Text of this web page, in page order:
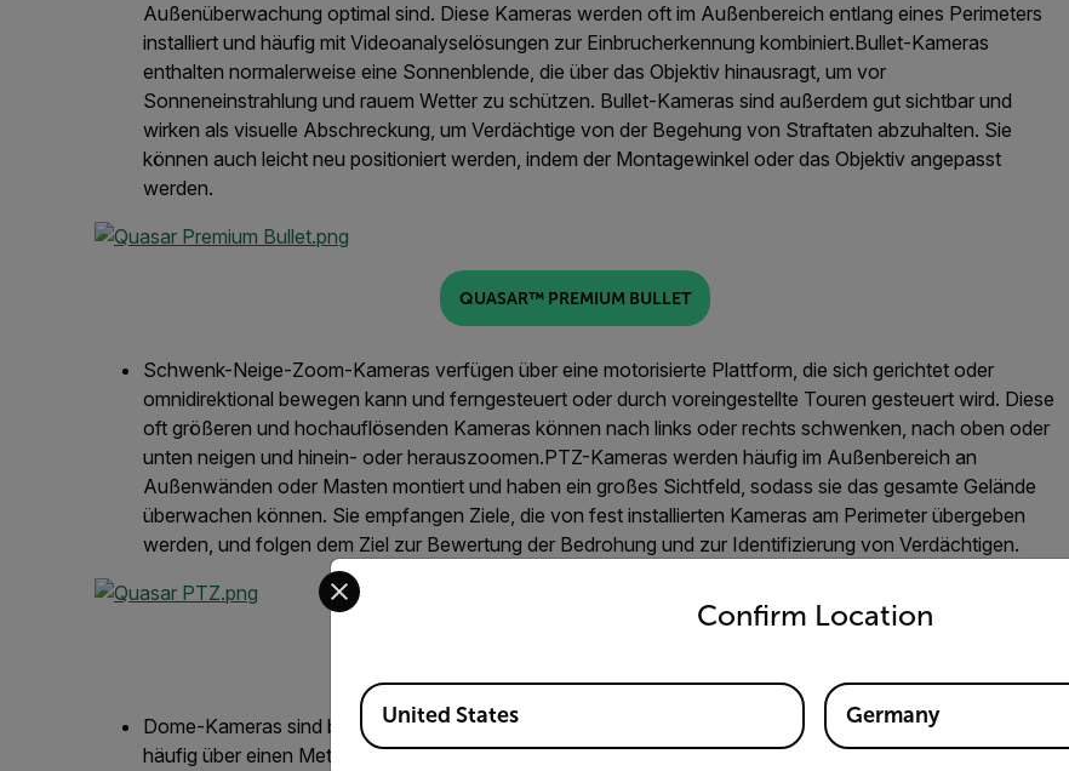
Außenüberwachung optimal sind. Diese Kameras werden oft im Außenbereich entlang eines Perimeters
installiert und häufig mit Videoanalyselösungen zur Einbrucherkennung kombiniert.Bullet-Kameras
enthalten normalerweise eine Sonnenblende, die über das Objektiv hinausragt, um vor
Sonneneinstrahlung und rauem Wetter zu schützen. Bullet-Kameras sind außerdem gut sichtbar und
wirken als visuelle Abschreckung, um Verdächtige von der Begehung von Straftaten abzuhalten. Sie
können auch leicht neu positioniert werden, indem der Montagewinkel oder das Objektiv angepasst
werden.
QUASAR™ PREMIUM BULLET
Schwenk-Neige-Zoom-Kameras verfügen über eine motorisierte Plattform, die sich gerichtet oder
omnidirektional bewegen kann und ferngesteuert oder durch voreingestellte Touren gesteuert wird. Diese
oft größeren und hochauflösenden Kameras können nach links oder rechts schwenken, nach oben oder
unten neigen und hinein- oder herauszoomen.PTZ-Kameras werden häufig im Außenbereich an
Außenwänden oder Masten montiert und haben ein großes Sichtfeld, sodass sie das gesamte Gelände
überwachen können. Sie empfangen Ziele, die von fest installierten Kameras am Perimeter übergeben
werden, und folgen dem Ziel zur Bewertung der Bedrohung und zur Identifizierung von Verdächtigen.
Dome-Kameras sind bekannt für ihr diskretes Design, das sich in die Umgebung einfügt.Sie verfügen
häufig über einen Metallsockel und einen Polycarbonat-Kunststoff, der die Kamera abdeckt, um sie vor
Confirm Location
Select your preferred country and language from the options below to access the
Available Locations
United States Germany